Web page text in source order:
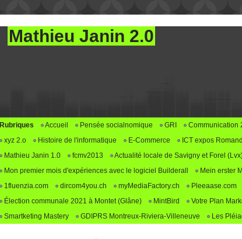
Mathieu Janin 2.0
Rubriques Accueil Pensée socialnomique GRI Communication
xyz 2.o
Histoire de l'informatique E-Commerce ICT expos
Mathieu Janin 1.0
fcmv2013
Actualité locale de Savigny et Forel
Mon premier mois d'expériences avec le logiciel Builderall
Mein erster
1fluenzia.com
dircom4you.ch myMediaFactory.ch Pleeaase.com
Élection communale 2021 à Montet (Glâne)
MintBird Votre Plan
Smartketing Mastery
GDIPRS Montreux-Riviera-Villeneuve Les